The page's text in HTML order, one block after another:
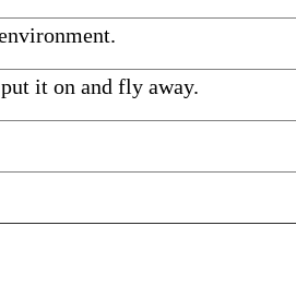
it on and fly away.